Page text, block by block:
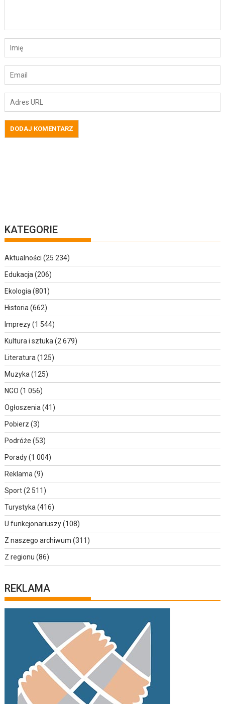
KATEGORIE
Aktualności (25 234)
Edukacja (206)
Ekologia (801)
Historia (662)
Imprezy(1 544)
Kultura i sztuka (2 679)
Literatura (125)
Muzyka (125)
NGO (1 056)
Ogłoszenia (41)
Pobierz (3)
Podróże (53)
Porady(1 004)
Reklama (9)
Sport(2 511)
Turystyka (416)
U funkcjonariuszy(108)
Z naszego archiwum (311)
Z regionu (86)
REKLAMA